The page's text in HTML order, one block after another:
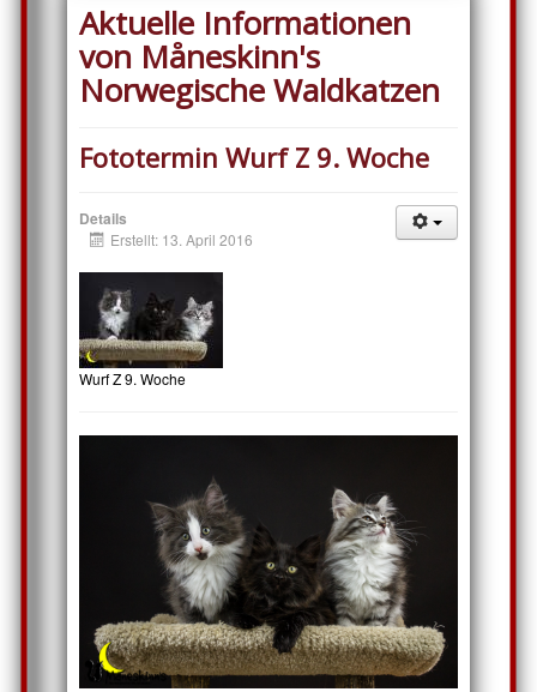
Aktuelle Informationen
von Måneskinn's
Norwegische Waldkatzen
Fototermin Wurf Z 9. Woche
Details
Erstellt: 13. April 2016
Wurf Z 9. Woche